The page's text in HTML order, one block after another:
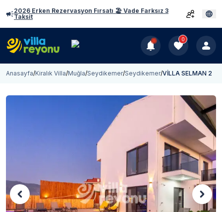
2026 Erken Rezervasyon Fırsatı 🏖️ Vade Farksız 3
Taksit
0
Anasayfa/Kiralık Villa/Muğla/Seydikemer/Seydikemer/VİLLA SELMAN 2